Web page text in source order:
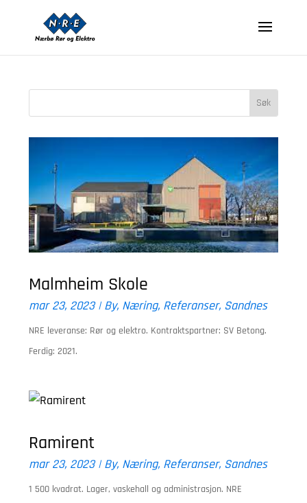
Malmheim Skole
mar 23, 2023|By, Næring, Referanser, Sandnes
NRE leveranse: Rør og elektro. Kontraktspartner: SV Betong.
Ferdig: 2021.
Ramirent
mar 23, 2023|By, Næring, Referanser, Sandnes
1 500 kvadrat. Lager, vaskehall og administrasjon. NRE